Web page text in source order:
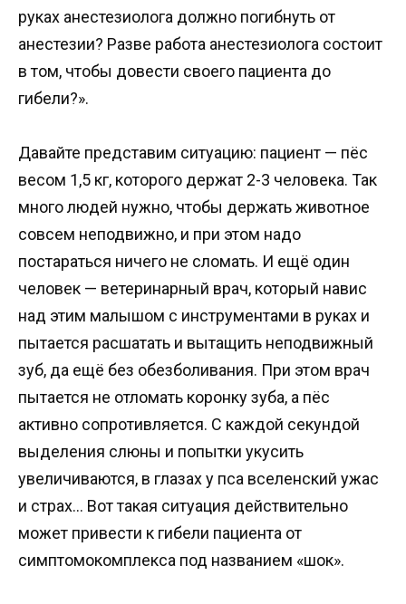
руках анестезиолога должно погибнуть от
анестезии? Разве работа анестезиолога состоит
в том, чтобы довести своего пациента до
гибели?».
Давайте представим ситуацию: пациент — пёс
весом 1,5 кг, которого держат 2-3 человека. Так
много людей нужно, чтобы держать животное
совсем неподвижно, и при этом надо
постараться ничего не сломать. И ещё один
человек — ветеринарный врач, который навис
над этим малышом с инструментами в руках и
пытается расшатать и вытащить неподвижный
зуб, да ещё без обезболивания. При этом врач
пытается не отломать коронку зуба, а пёс
активно сопротивляется. С каждой секундой
выделения слюны и попытки укусить
увеличиваются, в глазах у пса вселенский ужас
и страх… Вот такая ситуация действительно
может привести к гибели пациента от
симптомокомплекса под названием «шок».